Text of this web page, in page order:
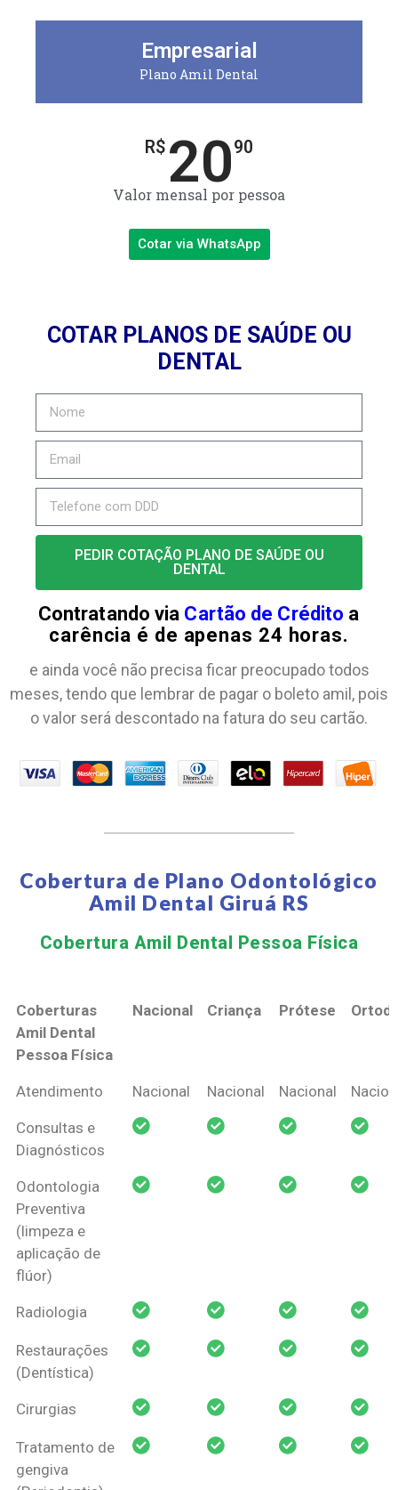
Empresarial
Plano Amil Dental
R$ 2090
Valor mensal por pessoa
Cotar via WhatsApp
COTAR PLANOS DE SAÚDE OU
DENTAL
PEDIR COTAÇÃO PLANO DE SAÚDE OU
DENTAL
Contratando via Cartão de Crédito a
carência é de apenas 24 horas.
e ainda você não precisa ficar preocupado todos
meses, tendo que lembrar de pagar o boleto amil, pois
o valor será descontado na fatura do seu cartão.
Cobertura de Plano Odontológico
Amil Dental Giruá RS
Cobertura Amil Dental Pessoa Física​
Coberturas
Amil Dental
Pessoa Física
Nacional Criança Prótese
Coberturas
Pessoa Física
Nacional Criança Prótese
Atendimento Nacional Nacional Nacional
Consultas e
Diagnósticos
Odontologia
Preventiva
(limpeza e
aplicação de
flúor)
Radiologia
Restaurações
(Dentística)
Cirurgias
Tratamento de
gengiva